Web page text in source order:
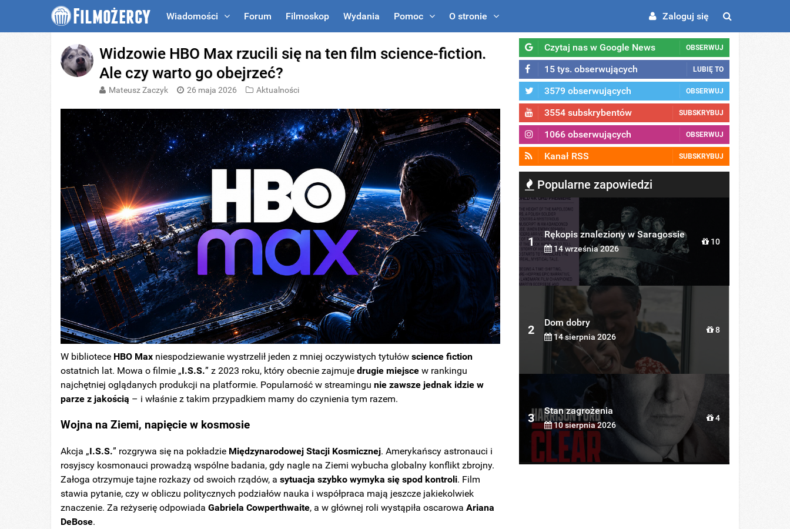
Wiadomości Forum Filmoskop Wydania Pomoc O stronie Zaloguj się
Widzowie HBO Max rzucili się na ten film science-fiction.
Ale czy warto go obejrzeć?
Mateusz Zaczyk 26 maja 2026 Aktualności
W bibliotece HBO Max niespodziewanie wystrzelił jeden z mniej oczywistych tytułówscience fiction
ostatnich lat. Mowa o filmie „I.S.S.” z 2023 roku, który obecnie zajmujedrugie miejsce w rankingu
najchętniej oglądanych produkcji na platformie. Popularność w streamingunie zawsze jednak idzie w
parze z jakością – i właśnie z takim przypadkiem mamy do czynienia tym razem.
Wojna na Ziemi, napięcie w kosmosie
Akcja „I.S.S.” rozgrywa się na pokładzie Międzynarodowej Stacji Kosmicznej. Amerykańscy astronauci i
rosyjscy kosmonauci prowadzą wspólne badania, gdy nagle na Ziemi wybucha globalny konflikt zbrojny.
Załoga otrzymuje tajne rozkazy od swoich rządów, asytuacja szybko wymyka się spod kontroli. Film
stawia pytanie, czy w obliczu politycznych podziałów nauka i współpraca mają jeszcze jakiekolwiek
znaczenie. Za reżyserię odpowiadaGabriela Cowperthwaite, a w głównej roli wystąpiła oscarowaAriana
DeBose.
Czytaj nas w Google News OBSERWUJ
15 tys. obserwujących LUBIĘ TO
3579 obserwujących OBSERWUJ
3554 subskrybentów SUBSKRYBUJ
1066 obserwujących OBSERWUJ
Kanał RSS SUBSKRYBUJ
Popularne zapowiedzi
1
Rękopis znaleziony w Saragossie
14 września 2026
10
2
Dom dobry
14 sierpnia 2026
8
3
Stan zagrożenia
10 sierpnia 2026
4